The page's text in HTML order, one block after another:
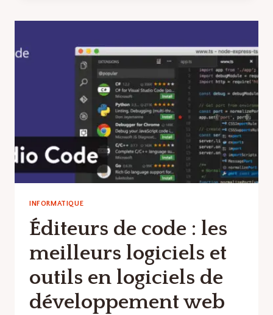
(IDE)
LES
MEILLEURS
LOGICIELS
ET
OUTILS
EN
LOGICIELS
DE
DÉVELOPPEMENT
WEB
INFORMATIQUE
Éditeurs de code : les
meilleurs logiciels et
outils en logiciels de
développement web